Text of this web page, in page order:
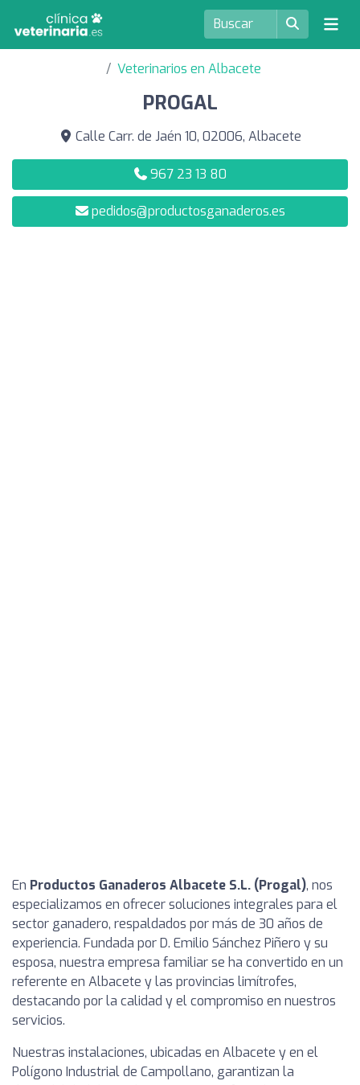
Veterinarios en Albacete
PROGAL
Calle Carr. de Jaén 10, 02006, Albacete
967 23 13 80
pedidos@productosganaderos.es
En Productos Ganaderos Albacete S.L. (Progal), nos
especializamos en ofrecer soluciones integrales para el
sector ganadero, respaldados por más de 30 años de
experiencia. Fundada por D. Emilio Sánchez Piñero y su
esposa, nuestra empresa familiar se ha convertido en un
referente en Albacete y las provincias limítrofes,
destacando por la calidad y el compromiso en nuestros
servicios.
Nuestras instalaciones, ubicadas en Albacete y en el
Polígono Industrial de Campollano, garantizan la